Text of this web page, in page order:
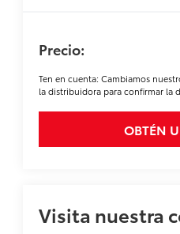
Precio:
Ten en cuenta: Cambiamos
la distribuidora para confirmar la
OBTÉN
Visita nuestra